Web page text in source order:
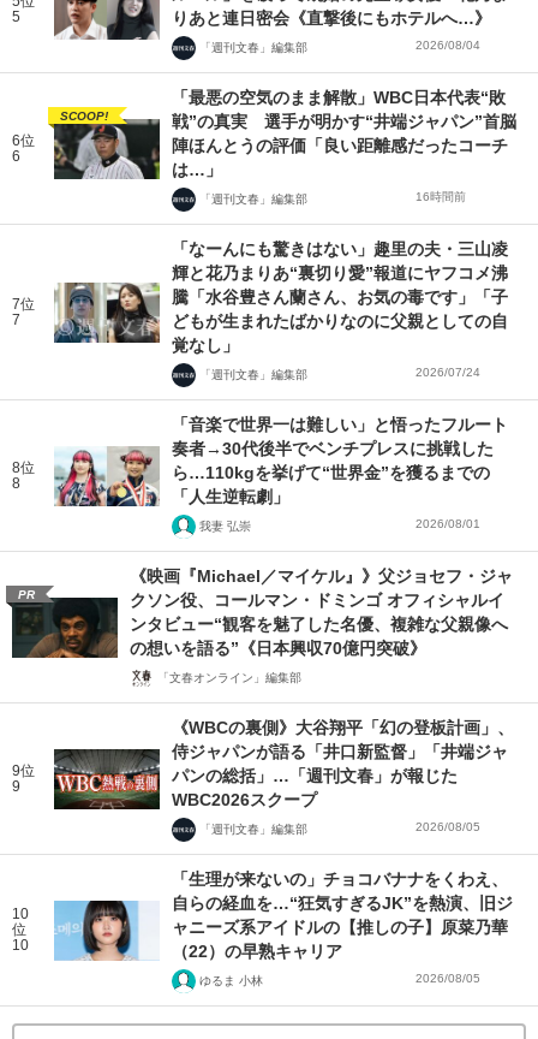
5
りあと連日密会《直撃後にもホテルへ…》
「週刊文春」編集部 2026/08/04
6位
6
SCOOP!
「最悪の空気のまま解散」WBC日本代表“敗
戦”の真実 選手が明かす“井端ジャパン”首脳
陣ほんとうの評価「良い距離感だったコーチ
は…」
「週刊文春」編集部 16時間前
7位
7
「なーんにも驚きはない」趣里の夫・三山凌
輝と花乃まりあ“裏切り愛”報道にヤフコメ沸
騰「水谷豊さん蘭さん、お気の毒です」「子
どもが生まれたばかりなのに父親としての自
覚なし」
「週刊文春」編集部 2026/07/24
8位
8
「音楽で世界一は難しい」と悟ったフルート
奏者→30代後半でベンチプレスに挑戦した
ら…110kgを挙げて“世界金”を獲るまでの
「人生逆転劇」
我妻 弘崇 2026/08/01
PR
《映画『Michael／マイケル』》父ジョセフ・ジャ
クソン役、コールマン・ドミンゴ オフィシャルイ
ンタビュー“観客を魅了した名優、複雑な父親像へ
の想いを語る”《日本興収70億円突破》
「文春オンライン」編集部
9位
9
《WBCの裏側》大谷翔平「幻の登板計画」、
侍ジャパンが語る「井口新監督」「井端ジャ
パンの総括」…「週刊文春」が報じた
WBC2026スクープ
「週刊文春」編集部 2026/08/05
10
位
10
「生理が来ないの」チョコバナナをくわえ、
自らの経血を…“狂気すぎるJK”を熱演、旧ジ
ャニーズ系アイドルの【推しの子】原菜乃華
（22）の早熟キャリア
ゆるま 小林 2026/08/05